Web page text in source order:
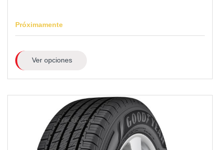
Próximamente
Ver opciones